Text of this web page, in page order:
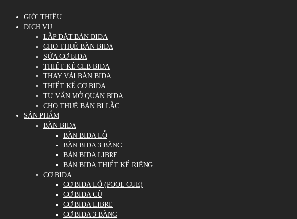
GIỚI THIỆU
DỊCH VỤ
LẮP ĐẶT BÀN BIDA
CHO THUÊ BÀN BIDA
SỬA CƠ BIDA
THIẾT KẾ CLB BIDA
THAY VẢI BÀN BIDA
THIẾT KẾ CƠ BIDA
TƯ VẤN MỞ QUÁN BIDA
CHO THUÊ BÀN BI LẮC
SẢN PHẨM
BÀN BIDA
BÀN BIDA LỖ
BÀN BIDA 3 BĂNG
BÀN BIDA LIBRE
BÀN BIDA THIẾT KẾ RIÊNG
CƠ BIDA
CƠ BIDA LỖ (POOL CUE)
CƠ BIDA CŨ
CƠ BIDA LIBRE
CƠ BIDA 3 BĂNG